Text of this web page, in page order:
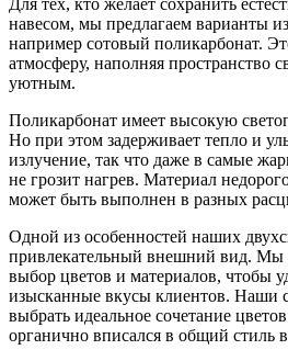
Для тех, кто желает сохранить
навесом, мы предлагаем варианты
например сотовый поликарбонат.
атмосферу, наполняя пространство
уютным.
Поликарбонат имеет высокую
Но при этом задерживает тепло и
излучение, так что даже в самые
не грозит нагрев. Материал
может быть выполнен в разных
Одной из особенностей наших
привлекательный внешний вид. Мы
выбор цветов и материалов, чтобы
изысканные вкусы клиентов. Наши
выбрать идеальное сочетание
органично вписался в общий стиль